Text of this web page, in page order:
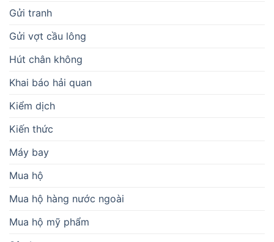
Gửi tranh
Gửi vợt cầu lông
Hút chân không
Khai báo hải quan
Kiểm dịch
Kiến thức
Máy bay
Mua hộ
Mua hộ hàng nước ngoài
Mua hộ mỹ phẩm